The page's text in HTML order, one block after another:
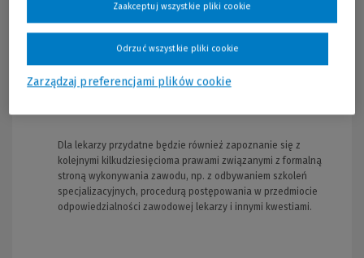
prawo do swobodnego podejmowania decyzji przy wyborze
prawo do przeprowadzenia eksperymentu medycznego,
prawo do niepodjęcia lub odstąpienia od leczenia pacjenta,
prawo do powstrzymania się w określonych sytuacjach od
świadczeń medycznych niezgodnych z sumieniem lekarza.
Dla lekarzy przydatne będzie również zapoznanie się z
kolejnymi kilkudziesięcioma prawami związanymi z formalną
stroną wykonywania zawodu, np. z odbywaniem szkoleń
specjalizacyjnych, procedurą postępowania w przedmiocie
odpowiedzialności zawodowej lekarzy i innymi kwestiami.
Zarządzaj preferencjami plików cookie
Odrzuć wszystkie pliki cookie
Zaakceptuj wszystkie pliki cookie